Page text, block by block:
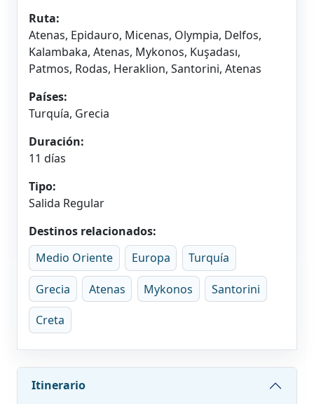
Ruta:
Atenas, Epidauro, Micenas, Olympia, Delfos,
Kalambaka, Atenas, Mykonos, Kuşadası,
Patmos, Rodas, Heraklion, Santorini, Atenas
Países:
Turquía, Grecia
Duración:
11 días
Tipo:
Salida Regular
Destinos relacionados:
Medio Oriente
Europa Turquía
Grecia Atenas Mykonos Santorini
Creta
Itinerario